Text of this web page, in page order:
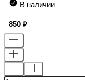
В наличии
850